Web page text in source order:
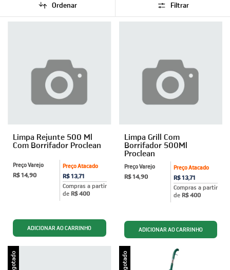
Ordenar Filtrar
Limpa Rejunte 500 Ml
Com Borrifador Proclean
Preço Atacado
R$ 13,71
Compras a partir
de R$ 400
Preço Varejo
R$ 14,90
Limpa Grill Com
Borrifador 500Ml
Proclean
Preço Atacado
R$ 13,71
Compras a partir
de R$ 400
Preço Varejo
R$ 14,90
Esgotado Esgotado